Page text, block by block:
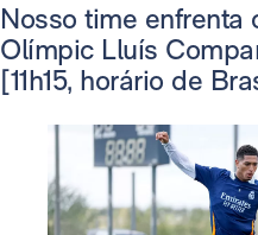
Nosso time enfrenta
Olímpic Lluís
[11h15, horário de